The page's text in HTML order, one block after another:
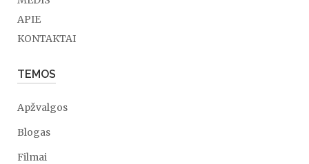
APIE
KONTAKTAI
TEMOS
Apžvalgos
Blogas
Filmai